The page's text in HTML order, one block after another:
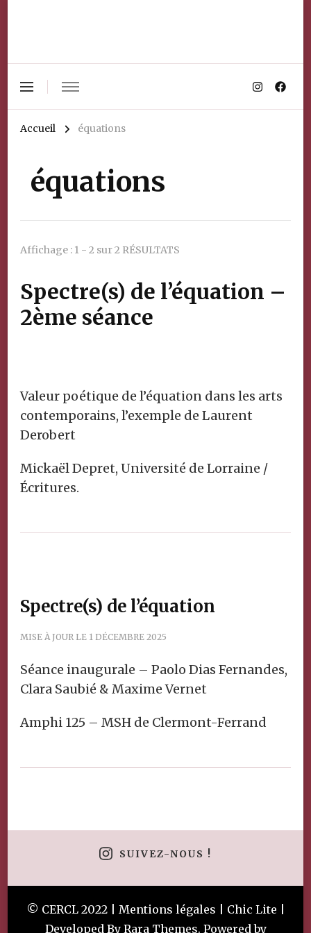
Accueil équations
équations
Affichage : 1 - 2 sur 2 RÉSULTATS
Spectre(s) de l’équation –
2ème séance
Valeur poétique de l’équation dans les arts
contemporains, l’exemple de Laurent
Derobert
Mickaël Depret, Université de Lorraine /
Écritures.
Spectre(s) de l’équation
MISE À JOUR LE 1 DÉCEMBRE 2025
Séance inaugurale – Paolo Dias Fernandes,
Clara Saubié & Maxime Vernet
Amphi 125 – MSH de Clermont-Ferrand
SUIVEZ-NOUS !
© CERCL 2022 | Mentions légales | Chic Lite |
Developed By Rara Themes. Powered by